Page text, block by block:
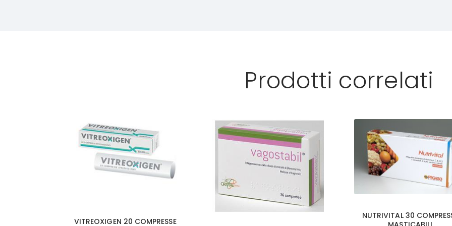
Prodotti correlati
VITREOXIGEN 20 COMPRESSE
NUTRIVITAL 30